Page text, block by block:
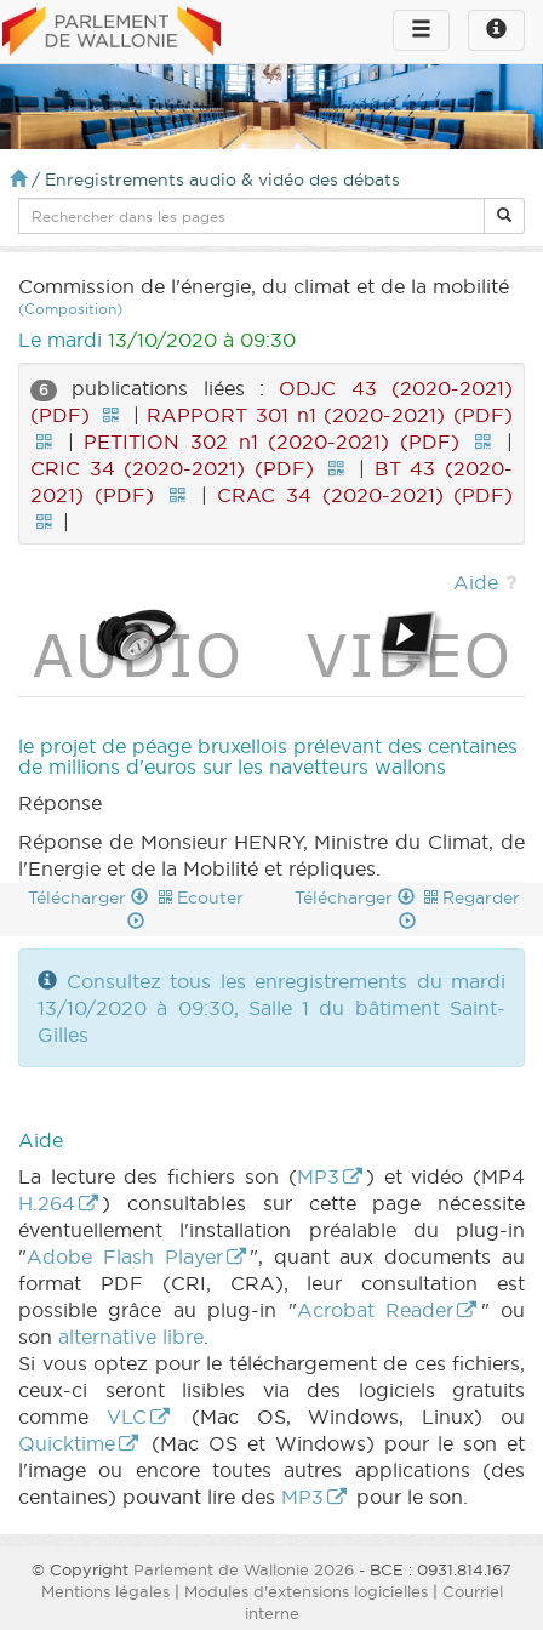
Toggle
infos
Toggle
navigation
/ Enregistrements audio & vidéo des débats
Commission de l'énergie, du climat et de la mobilité
(Composition)
Le mardi 13/10/2020 à 09:30
6 publications liées : ODJC 43 (2020-2021)
(PDF)
| RAPPORT 301 n1 (2020-2021) (PDF)
| PETITION 302 n1 (2020-2021) (PDF)
|
CRIC 34 (2020-2021) (PDF)
| BT 43 (2020-
2021) (PDF)
| CRAC 34 (2020-2021) (PDF)
|
Aide
le projet de péage bruxellois prélevant des centaines
de millions d'euros sur les navetteurs wallons
Réponse
Réponse de Monsieur HENRY, Ministre du Climat, de
l'Energie et de la Mobilité et répliques.
Télécharger Ecouter Télécharger Regarder
Consultez tous les enregistrements du mardi
13/10/2020 à 09:30, Salle 1 du bâtiment Saint-
Gilles
Aide
La lecture des fichiers son (MP3
) et vidéo (MP4
H.264
) consultables sur cette page nécessite
éventuellement l'installation préalable du plug-in
"Adobe Flash Player
", quant aux documents au
format PDF (CRI, CRA), leur consultation est
possible grâce au plug-in "Acrobat Reader
" ou
son alternative libre.
Si vous optez pour le téléchargement de ces fichiers,
ceux-ci seront lisibles via des logiciels gratuits
comme VLC
(Mac OS, Windows, Linux) ou
Quicktime
(Mac OS et Windows) pour le son et
l'image ou encore toutes autres applications (des
centaines) pouvant lire des MP3 pour le son.
© Copyright Parlement de Wallonie 2026 - BCE : 0931.814.167
Mentions légales| Modules d'extensions logicielles| Courriel
interne